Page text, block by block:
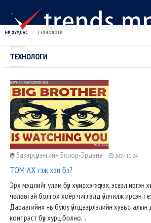
НҮҮР ХУУДАС ТЕХНОЛОГИ
ТЕХНОЛОГИ
Базарсүрэнгийн Болор-Эрдэнэ 2019-11-24
ТОМ АХ гэж хэн бэ?
Эрх мэдлийг улам бүр хүчирхэгжүүлэх, эсвэл иргэн
чөлөөтэй болгох хоёр чиглэлд үйлчилж ирсэн
Дараагийнх нь буюу үйлдвэрлэлийн хувьсгалын
контраст бүр хурц болно. ..